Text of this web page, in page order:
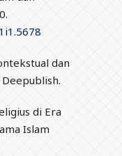
dan
di Era
Islam